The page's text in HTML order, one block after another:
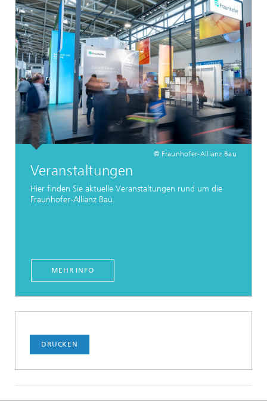
© Fraunhofer-Allianz Bau
Veranstaltungen
Hier finden Sie aktuelle Veranstaltungen rund um die
Fraunhofer-Allianz Bau.
MEHR INFO
DRUCKEN